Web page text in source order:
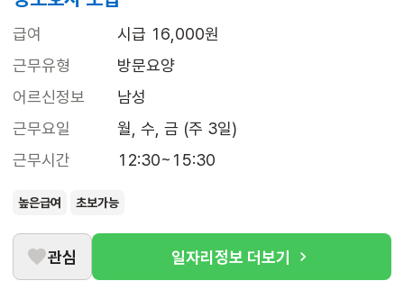
급여
시급 16,000원
근무유형
방문요양
어르신정보
남성
근무요일
월, 수, 금 (주 3일)
근무시간
12:30~15:30
높은급여 초보가능
관심 일자리정보 더보기